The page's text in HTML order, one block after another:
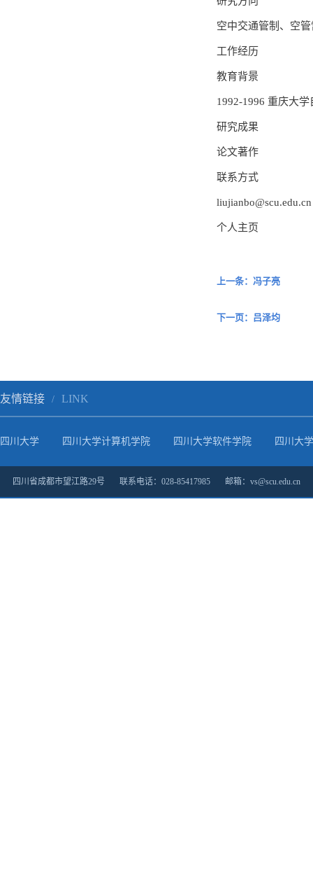
空中交通管制、空
工作经历
教育背景
1992-1996 重庆大
研究成果
论文著作
联系方式
liujianbo@scu.edu.cn
个人主页
上一条：冯子亮
下一页：吕泽均
友情链接 / LINK
四川大学 四川大学计算机学院 四川大学软件学院 四川大
四川省成都市望江路29号 联系电话：028-85417985 邮箱：vs@scu.edu.cn